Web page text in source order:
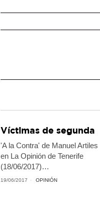
Víctimas de segunda
'A la Contra' de Manuel Artiles
en La Opinión de Tenerife
(18/06/2017)…
19/06/2017 OPINIÓN